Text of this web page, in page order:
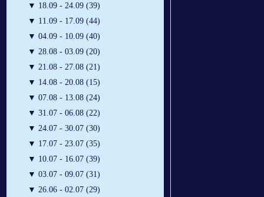
▼ 18.09 - 24.09 (39)
▼ 11.09 - 17.09 (44)
▼ 04.09 - 10.09 (40)
▼ 28.08 - 03.09 (20)
▼ 21.08 - 27.08 (21)
▼ 14.08 - 20.08 (15)
▼ 07.08 - 13.08 (24)
▼ 31.07 - 06.08 (22)
▼ 24.07 - 30.07 (30)
▼ 17.07 - 23.07 (35)
▼ 10.07 - 16.07 (39)
▼ 03.07 - 09.07 (31)
▼ 26.06 - 02.07 (29)